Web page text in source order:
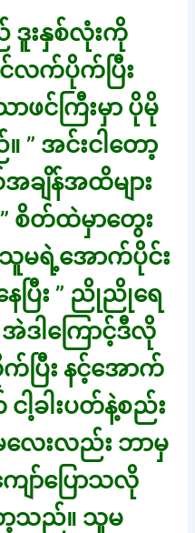
ဒူးနှစ်လုံးကို
င်လက်ပိုက်ပြီး
ဖင်ကြီးမှာ ပိုမို
” အင်းငါတော့
ျိန်အထိများ
စိတ်ထဲမှာတွေး
မရဲ့အောက်ပိုင်း
ပြီး ” ညိုညိုရေ
ဒါကြောင့်ဒီလို
ပြီး နင့်အောက်
ါ့ခါးပတ်နဲ့စည်း
လေးလည်း ဘာမှ
ော်ပြောသလို
သည်။ သူမ